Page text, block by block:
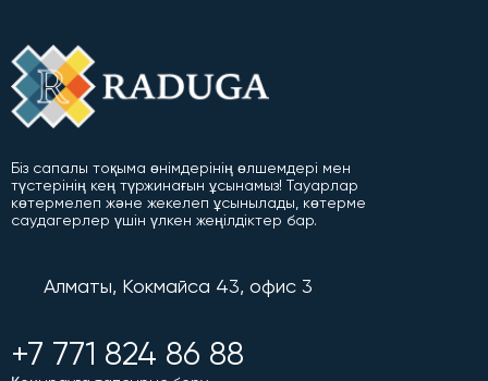
Біз сапалы тоқыма өнімдерінің өлшемдері мен
түстерінің кең түржинағын ұсынамыз! Тауарлар
көтермелеп және жекелеп ұсынылады, көтерме
саудагерлер үшін үлкен жеңілдіктер бар.
Алматы, Кокмайса 43, офис 3
+7 771 824 86 88